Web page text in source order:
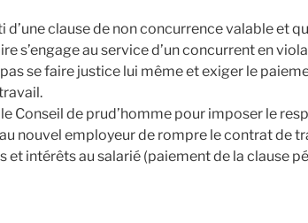
clause de non concurrence valable et
s’engage au service d’un concurrent en
se faire justice lui même et exiger le
Conseil de prud’homme pour imposer le
nouvel employeur de rompre le contrat de
intérêts au salarié (paiement de la clause